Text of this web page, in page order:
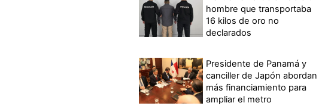
hombre que transportaba
16 kilos de oro no
declarados
Presidente de Panamá y
canciller de Japón abordan
más financiamiento para
ampliar el metro